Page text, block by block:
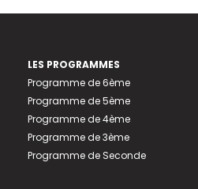
LES PROGRAMMES
Programme de 6ème
Programme de 5ème
Programme de 4ème
Programme de 3ème
Programme de Seconde